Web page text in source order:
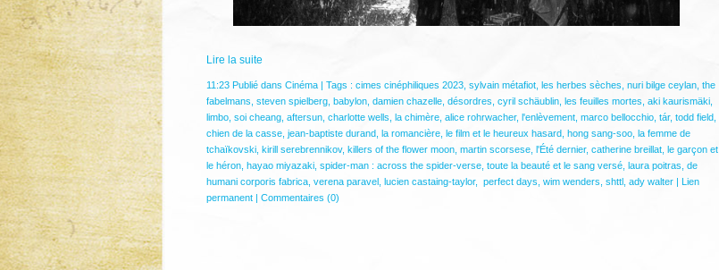
Lire la suite
11:23 Publié dans Cinéma| Tags : cimes cinéphiliques 2023, sylvain métafiot, les herbes sèches nuri bilge ceylan, the
fabelmans steven spielberg, babylon, damien chazelle, désordres cyril schäublin, les feuilles mortes aki kaurismäki,
limbo, soi cheang, aftersun, charlotte wells la chimère, alice rohrwacher, l'enlèvement, marco bellocchio, tár, todd field,
chien de la casse, jean-baptiste durand, la romancière, le film et le heureux hasard, hong sang-soo, la femme de
tchaïkovski, kirill serebrennikov, killers of the flower moon, martin scorsese, l'Été dernier, catherine breillat, le garçon et
le héron, hayao miyazaki, spider-man : across the spider-verse, toute la beauté et le sang versé, laura poitras de
humani corporis fabrica, verena paravel, lucien castaing-taylor, perfect days wim wenders shttl, ady walter| Lien
permanent| Commentaires (0)